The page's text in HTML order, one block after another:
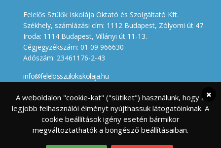
Felelős Szülők Iskolája Oktató és Szolgáltató Kft.
Székhely, számlázási cím: 1112 Budapest, Zólyomi út 47.
Iroda: 1114 Budapest, Villányi út 11-13.
Cégjegyzékszám: 01 09 966630
Adószám: 23461176-2-43
info@felelosszulokiskolaja.hu
A weboldalon "cookie-kat" ("sütiket") használunk, hogy a
legjobb felhasználói élményt nyújthassuk látogatóinknak. A
cookie beállítások igény esetén bármikor
megváltoztathatók a böngésző beállításaiban.